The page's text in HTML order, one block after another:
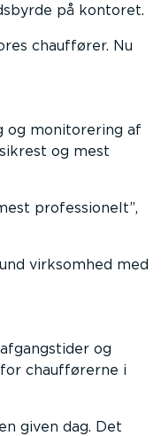
på kontoret.
chauffører. Nu
og monitorering af
og mest
professionelt ,
virksomhed med
og
chaufførerne i
given dag. Det